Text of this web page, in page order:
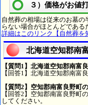
３）価格がお値
自然葬の相場は従来のお墓
らない場合がほとんどである
詳細はこのリンク【自然葬を
北海道空知郡南
【質問1】北海道空知郡南富
【回答1】北海道空知郡南富
【質問2】空知郡南富良野町
【回答2】空知郡南富良野町
してください。